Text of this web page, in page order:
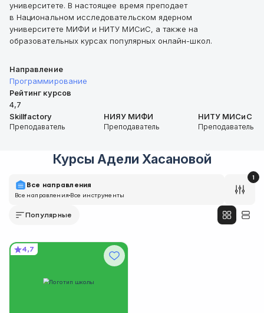
университете. В настоящее время преподает
в Национальном исследовательском ядерном
университете МИФИ и НИТУ МИСиС, а также на
образовательных курсах популярных онлайн-школ.
Направление
Программирование
Рейтинг курсов
4,7
Skillfactory
Преподаватель
НИЯУ МИФИ
Преподаватель
НИТУ МИСиС
Преподаватель
Курсы Адели Хасановой
Все направления
Все направленияВсе инструменты
1
Популярные
4,7